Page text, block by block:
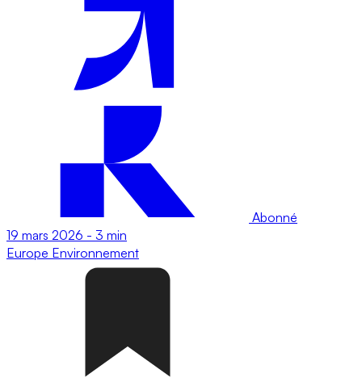
Abonné
19 mars 2026 - 3 min
Europe Environnement